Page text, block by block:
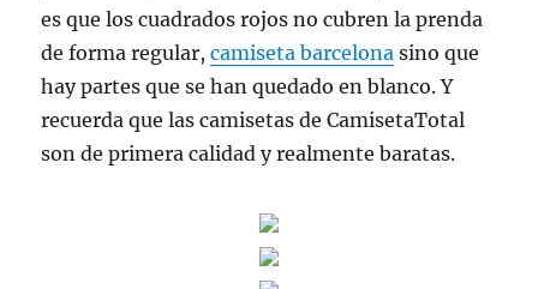
es que los cuadrados rojos no cubren la prenda
de forma regular,camiseta barcelona sino que
hay partes que se han quedado en blanco. Y
recuerda que las camisetas de CamisetaTotal
son de primera calidad y realmente baratas.